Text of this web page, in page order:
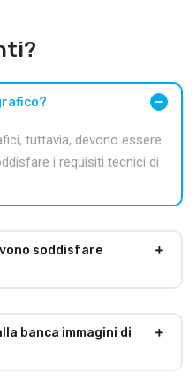
tuttavia, devono essere
i requisiti tecnici di
soddisfare
banca immagini di